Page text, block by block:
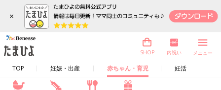
×
TOP 妊娠・出産 赤ちゃん・育児 妊活
SHOP 内祝い メニュー